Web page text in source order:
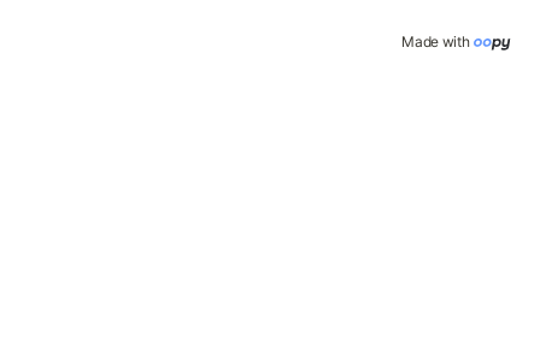
Made with